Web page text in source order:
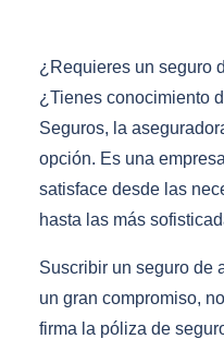
¿Requieres un seguro
¿Tienes conocimiento
Seguros, la
opción. Es una
satisface desde las
hasta las más
Suscribir un seguro de
un gran compromiso,
firma la póliza de